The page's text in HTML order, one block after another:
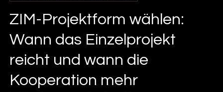
ZIM-Projektform wählen:
Wann das Einzelprojekt
reicht und wann die
Kooperation mehr